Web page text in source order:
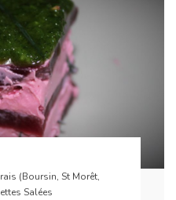
(Boursin, St Morêt,
Salées